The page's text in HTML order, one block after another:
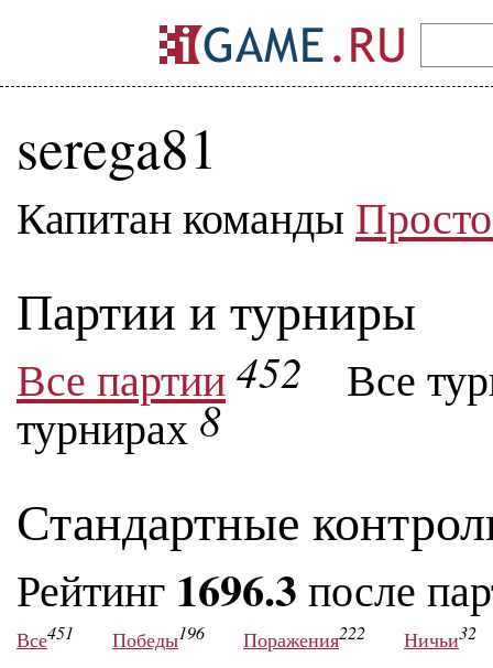
serega81
Капитан команды
Партии и турниры
Все партии452
Все
турнирах8
Стандартные
Рейтинг 1696.3 после
Все451 Победы196 Поражения222 Ничьи32